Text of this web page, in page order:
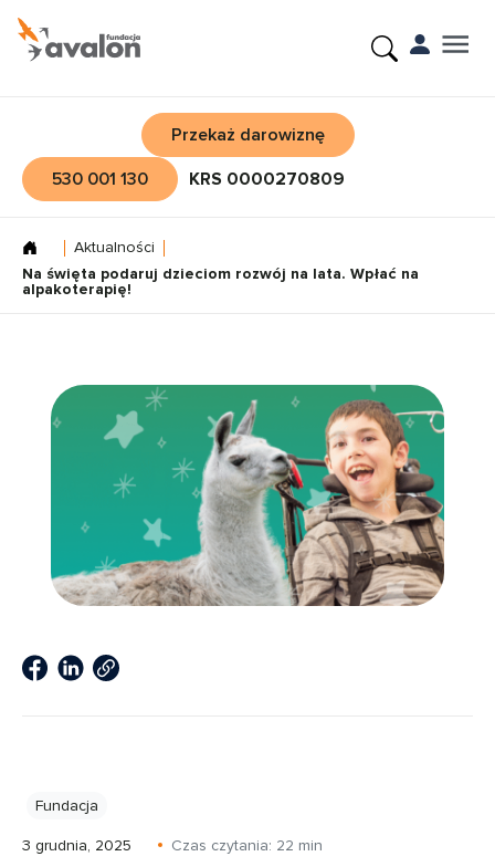
Przekaż darowiznę
530 001 130
KRS 0000270809
Aktualności
Na święta podaruj dzieciom rozwój na lata. Wpłać na
alpakoterapię!
Fundacja
3 grudnia, 2025 Czas czytania: 22 min